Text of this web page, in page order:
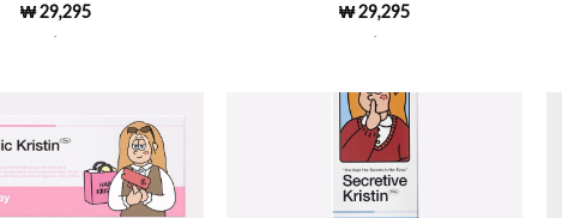
5 중에서
로 평
₩29,295
5 중에서
로 평
₩29,295
Add to
Wishlist